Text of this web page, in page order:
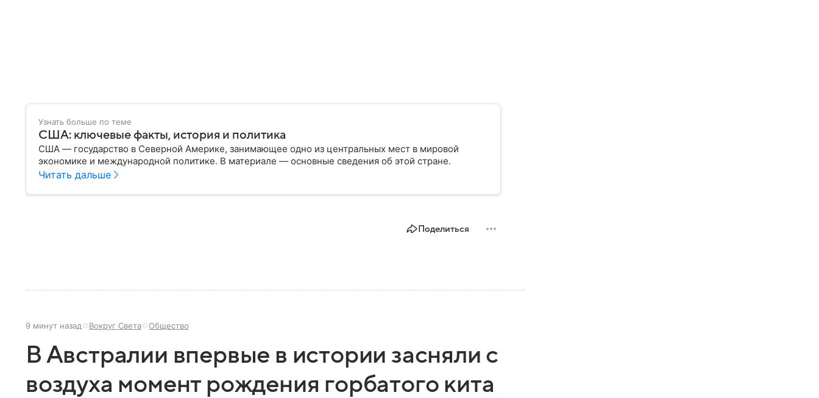
Узнать больше по теме
США: ключевые факты, история и политика
США — государство в Северной Америке, занимающее одно из центральных мест в мировой
экономике и международной политике. В материале — основные сведения об этой стране.
Читать дальше
Поделиться
9 минут назад Вокруг Света Общество
В Австралии впервые в истории засняли с
воздуха момент рождения горбатого кита